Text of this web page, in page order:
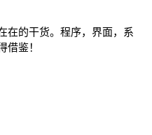
在的干货。程序，界面，系
鉴！